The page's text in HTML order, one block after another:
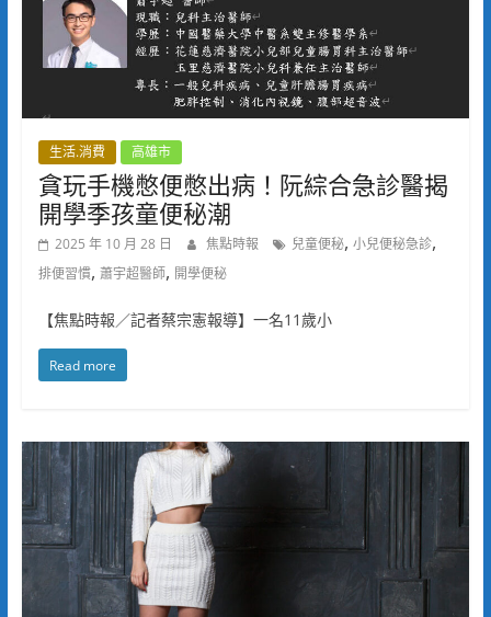
生活.消費 高雄市
貪玩手機憋便憋出病！阮綜合急診醫揭
開學季孩童便秘潮
2025 年 10 月 28 日 焦點時報 兒童便秘, 小兒便秘急診,
排便習慣, 蕭宇超醫師, 開學便秘
【焦點時報／記者蔡宗憲報導】一名11歲小
Read more